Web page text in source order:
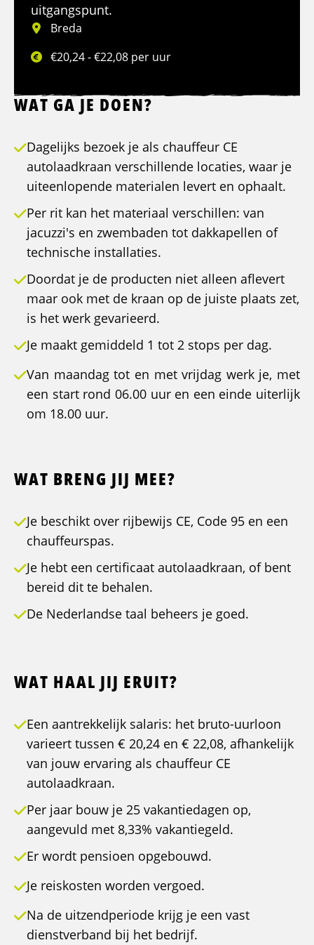
uitgangspunt.
Breda
€20,24 - €22,08 per uur
WAT GA JE DOEN?
Dagelijks bezoek je als chauffeur CE
autolaadkraan verschillende locaties, waar je
uiteenlopende materialen levert en ophaalt.
Per rit kan het materiaal verschillen: van
jacuzzi's en zwembaden tot dakkapellen of
technische installaties.
Doordat je de producten niet alleen aflevert
maar ook met de kraan op de juiste plaats zet,
is het werk gevarieerd.
Je maakt gemiddeld 1 tot 2 stops per dag.
Van maandag tot en met vrijdag werk je, met
een start rond 06.00 uur en een einde uiterlijk
om 18.00 uur.
WAT BRENG JIJ MEE?
Je beschikt over rijbewijs CE, Code 95 en een
chauffeurspas.
Je hebt een certificaat autolaadkraan, of bent
bereid dit te behalen.
De Nederlandse taal beheers je goed.
WAT HAAL JIJ ERUIT?
Een aantrekkelijk salaris: het bruto-uurloon
varieert tussen € 20,24 en € 22,08, afhankelijk
van jouw ervaring als chauffeur CE
autolaadkraan.
Per jaar bouw je 25 vakantiedagen op,
aangevuld met 8,33% vakantiegeld.
Er wordt pensioen opgebouwd.
Je reiskosten worden vergoed.
Na de uitzendperiode krijg je een vast
dienstverband bij het bedrijf.